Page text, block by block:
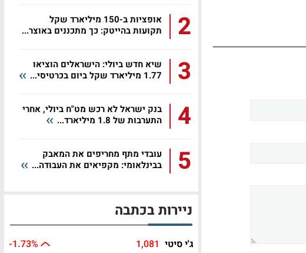
2
אופציות ב-150 מיליארד שקל
תקועות בהייטק: כך מתכננים באוצר...
3
שיא חדש ביולי: הישראלים הוציאו
1.77 מיליארד שקל ביום בכרטיסי...
4
בנק ישראל לא רכש מט"ח ביולי, אחרי
התערבות של 1.8 מיליארד...
5
עובדי מתף מחריפים את המאבק
בבינלאומי: מקפיאים את העבודה...
ניירות בכתבה
ג'י סיטי 1,081
-1.73%